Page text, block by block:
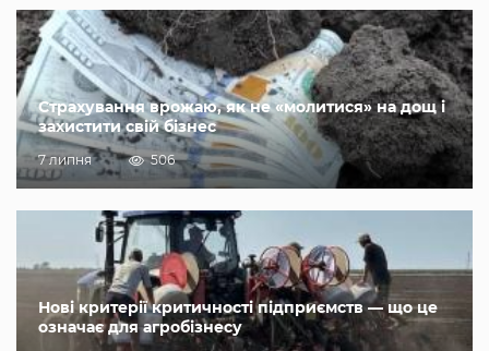
Страхування врожаю, як не «молитися» на дощ і
захистити свій бізнес
7 липня 506
Нові критерії критичності підприємств — що це
означає для агробізнесу